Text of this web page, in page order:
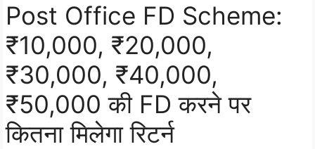
Post Office FD Scheme:
₹10,000, ₹20,000,
₹30,000, ₹40,000,
₹50,000 की FD करने पर
कितना मिलेगा रिटर्न